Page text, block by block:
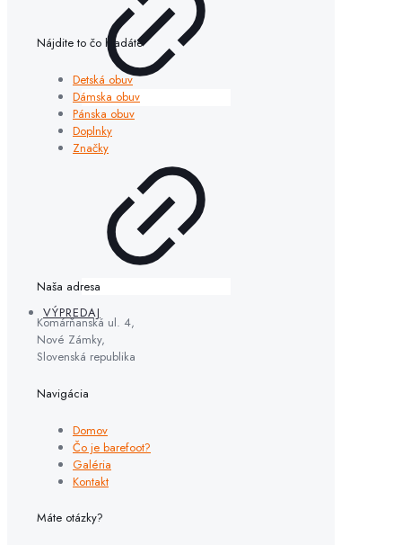
VÝPREDAJ
Nájdite to čo hľadáte
Detská obuv
Dámska obuv
Pánska obuv
Doplnky
Značky
Naša adresa
Komárňanská ul. 4,
Nové Zámky,
Slovenská republika
Navigácia
Domov
Čo je barefoot?
Galéria
Kontakt
Máte otázky?